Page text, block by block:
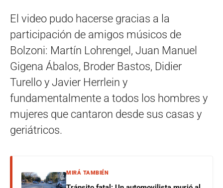
El video pudo hacerse gracias a la
participación de amigos músicos de
Bolzoni: Martín Lohrengel, Juan Manuel
Gigena Ábalos, Broder Bastos, Didier
Turello y Javier Herrlein y
fundamentalmente a todos los hombres y
mujeres que cantaron desde sus casas y
geriátricos.
MIRÁ TAMBIÉN